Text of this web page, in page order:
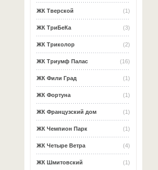
(1)
ЖК Тверской
(3)
ЖК ТриБеКа
(2)
ЖК Триколор
(16)
ЖК Триумф Палас
(1)
ЖК Фили Град
(1)
ЖК Фортуна
(1)
ЖК Французский дом
(1)
ЖК Чемпион Парк
(4)
ЖК Четыре Ветра
(1)
ЖК Шмитовский